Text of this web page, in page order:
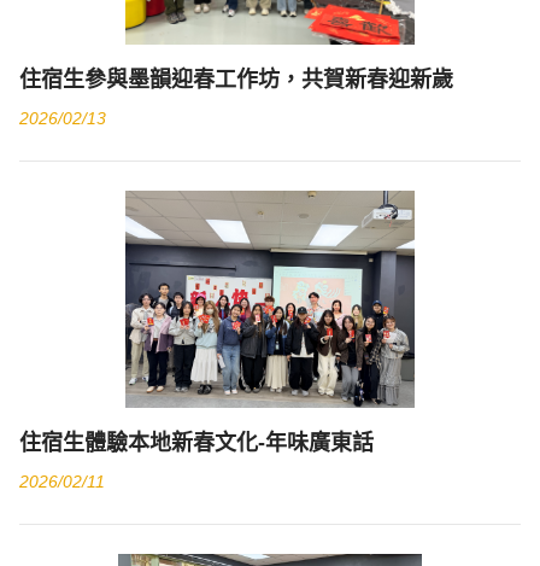
住宿生參與墨韻迎春工作坊，共賀新春迎新歲
2026/02/13
住宿生體驗本地新春文化-年味廣東話
2026/02/11